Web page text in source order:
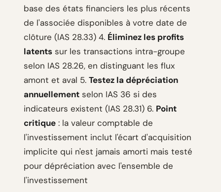
base des états financiers les plus récents
de l'associée disponibles à votre date de
clôture (IAS 28.33) 4. Éliminez les profits
latents sur les transactions intra-groupe
selon IAS 28.26, en distinguant les flux
amont et aval 5. Testez la dépréciation
annuellement selon IAS 36 si des
indicateurs existent (IAS 28.31) 6. Point
critique : la valeur comptable de
l'investissement inclut l'écart d'acquisition
implicite qui n'est jamais amorti mais testé
pour dépréciation avec l'ensemble de
l'investissement